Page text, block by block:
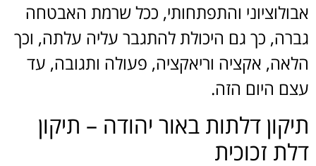
אבולוציוני והתפתחותי, ככל שרמת האבטחה
גברה, כך גם היכולת להתגבר עליה עלתה, וכך
הלאה, אקציה וריאקציה, פעולה ותגובה, עד
עצם היום הזה.
תיקון דלתות באור יהודה – תיקון
דלת זכוכית